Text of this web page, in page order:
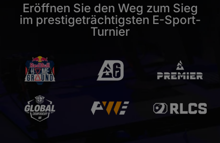
Eröffnen Sie den Weg zum Sieg
im prestigeträchtigsten E-Sport-
Turnier